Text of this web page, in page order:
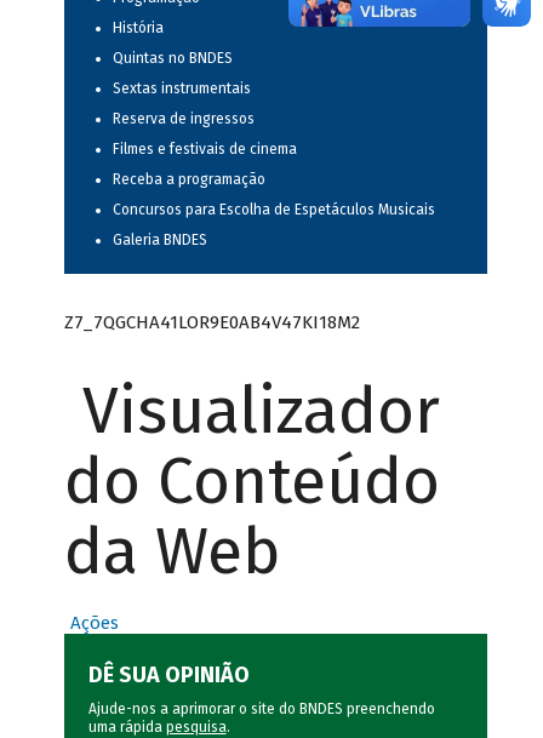
História
Quintas no BNDES
Sextas instrumentais
Reserva de ingressos
Filmes e festivais de cinema
Receba a programação
Concursos para Escolha de Espetáculos Musicais
Galeria BNDES
Z7_7QGCHA41LOR9E0AB4V47KI18M2
Visualizador
do Conteúdo
da Web
Ações
DÊ SUA OPINIÃO
Ajude-nos a aprimorar o site do BNDES preenchendo
uma rápida pesquisa.